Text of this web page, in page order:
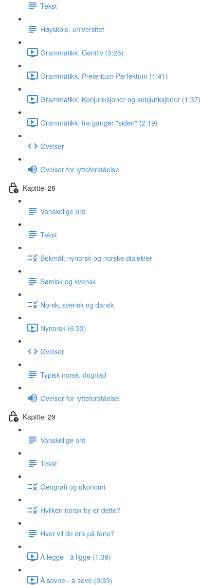
Tekst
Høyskole, universitet
Grammatikk: Genitiv (3:25)
Grammatikk: Preteritum Perfektum (1:41)
Grammatikk: Konjunksjoner og subjunksjoner (1:37)
Grammatikk: tre ganger "siden" (2:19)
Øvelser
Øvelser for lytteforståelse
Kapittel 28
Vanskelige ord
Tekst
Bokmål, nynorsk og norske dialekter
Samisk og kvensk
Norsk, svensk og dansk
Nynorsk (6:33)
Øvelser
Typisk norsk: dugnad
Øvelser for lytteforståelse
Kapittel 29
Vanskelige ord
Tekst
Geografi og økonomi
Hvilken norsk by er dette?
Hvor vil de dra på ferie?
Å legge - å ligge (1:39)
Å sovne - å sove (0:39)